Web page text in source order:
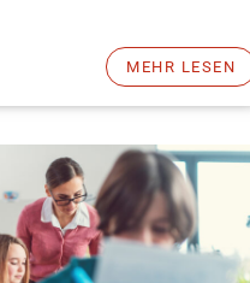
MEHR LESEN